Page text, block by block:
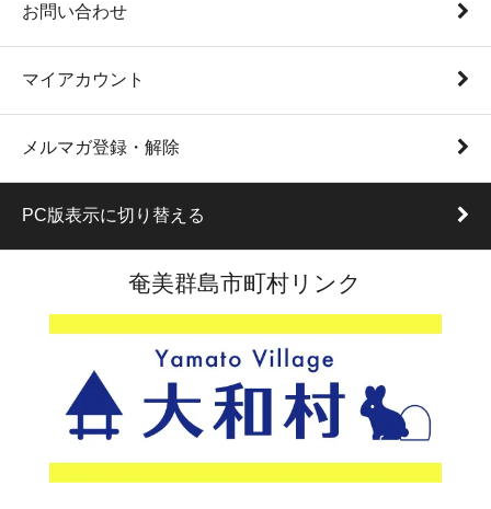
お問い合わせ
マイアカウント
メルマガ登録・解除
PC版表示に切り替える
奄美群島市町村リンク